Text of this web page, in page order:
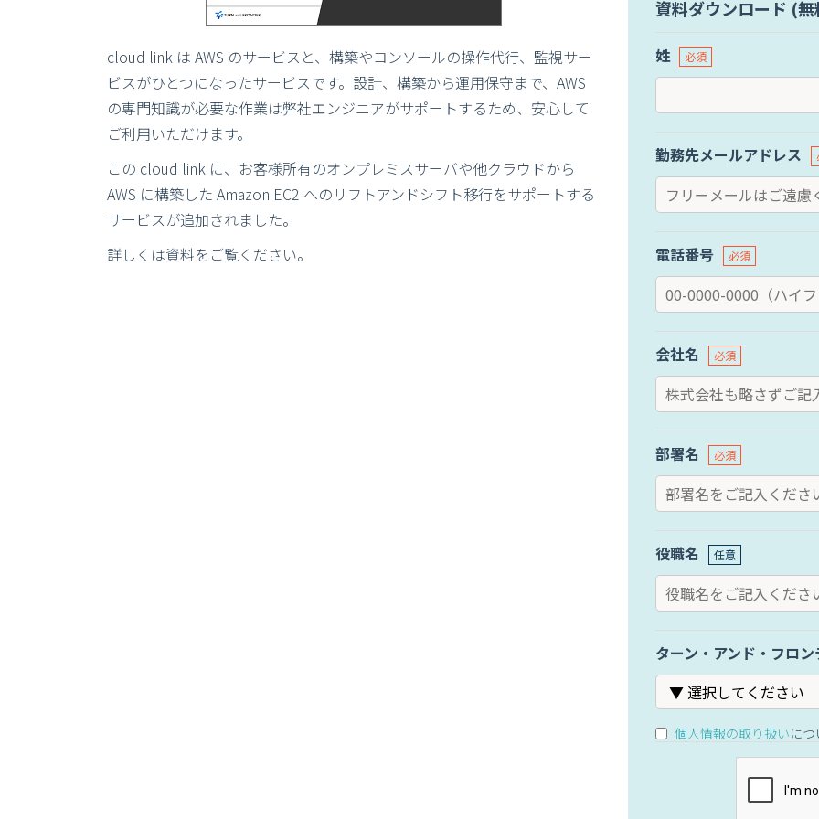
cloud link は AWS のサービスと、構築やコンソールの操作代行、監視サー
ビスがひとつになったサービスです。設計、構築から運用保守まで、AWS
の専門知識が必要な作業は弊社エンジニアがサポートするため、安心して
ご利用いただけます。
この cloud link に、お客様所有のオンプレミスサーバや他クラウドから
AWS に構築した Amazon EC2 へのリフトアンドシフト移行をサポートする
サービスが追加されました。
詳しくは資料をご覧ください。
資料ダウンロード (
姓
勤務先メールアドレス
電話番号
会社名
部署名
役職名
ターン・アンド・フロ
個人情報の取り扱いに